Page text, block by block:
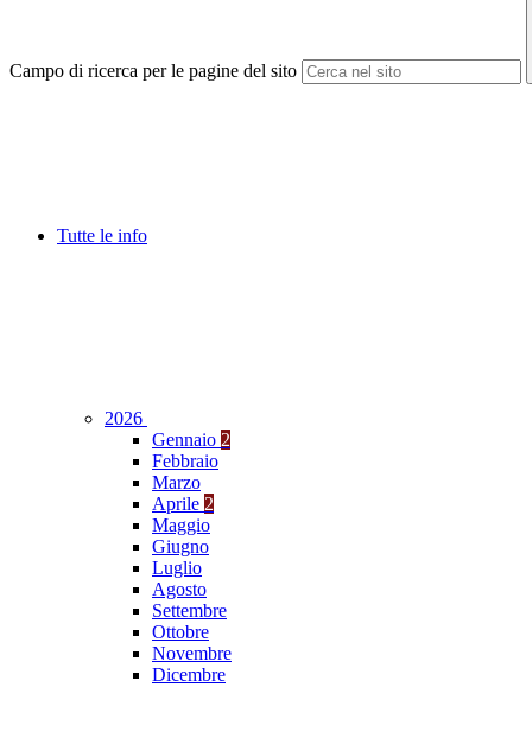
Campo di ricerca per le pagine del sito
Tutte le info
2026
Gennaio 2
Febbraio
Marzo
Aprile 2
Maggio
Giugno
Luglio
Agosto
Settembre
Ottobre
Novembre
Dicembre